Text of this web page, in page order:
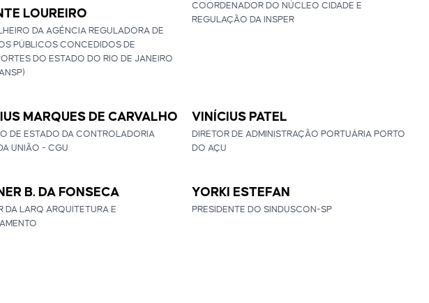
LOUREIRO
DA AGÊNCIA REGULADORA DE
PÚBLICOS CONCEDIDOS DE
DO ESTADO DO RIO DE JANEIRO
COORDENADOR DO NÚCLEO CIDADE E
REGULAÇÃO DA INSPER
MARQUES DE CARVALHO
DE ESTADO DA CONTROLADORIA
UNIÃO - CGU
VINÍCIUS PATEL
DIRETOR DE ADMINISTRAÇÃO PORTUÁRIA PORTO
DO AÇU
B. DA FONSECA
DA LARQ ARQUITETURA E
YORKI ESTEFAN
PRESIDENTE DO SINDUSCON-SP